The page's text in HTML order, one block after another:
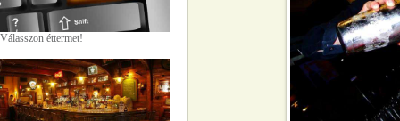
Válasszon éttermet!